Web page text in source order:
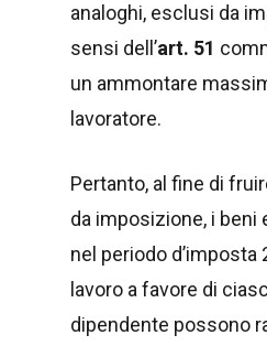
analoghi, esclusi da
sensi dell’art. 51
un ammontare
lavoratore.
Pertanto, al fine di
da imposizione, i beni
nel periodo d’imposta
lavoro a favore di
dipendente possono